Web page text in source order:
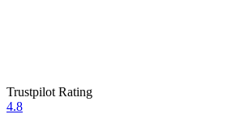
Trustpilot Rating
4.8